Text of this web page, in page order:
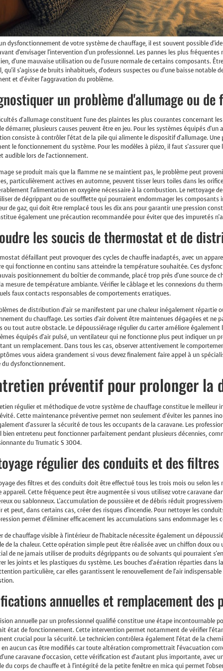
dysfonctionnement de votre système de chauffage, il est souvent possible
d'envisager l'intervention d'un professionnel. Les pannes les plus
d'une mauvaise utilisation ou de l'usure normale de certains composants.
qu'il s'agisse de bruits inhabituels, d'odeurs suspectes ou d'une baisse notable
et d'éviter l'aggravation du problème.
un problème d'allumage ou de
d'allumage constituent l'une des plaintes les plus courantes concernant
démarrer, plusieurs causes peuvent être en jeu. Pour les systèmes équipés
consiste à contrôler l'état de la pile qui alimente le dispositif d'allumage. Une
le fonctionnement du système. Pour les modèles à piézo, il faut s'assurer
audible lors de l'actionnement.
se produit mais que la flamme ne se maintient pas, le problème peut
particulièrement actives en automne, peuvent tisser leurs toiles dans les
l'alimentation en oxygène nécessaire à la combustion. Le nettoyage
de dégrippant ou de soufflette qui pourraient endommager les composants
de gaz, qui doit être remplacé tous les dix ans pour garantir une pression
également une précaution recommandée pour éviter que des impuretés
les soucis de thermostat et de
défaillant peut provoquer des cycles de chauffe inadaptés, avec un
qui fonctionne en continu sans atteindre la température souhaitée. Ces
positionnement du boîtier de commande, placé trop près d'une source de
mesure de température ambiante. Vérifier le câblage et les connexions du
faux contacts responsables de comportements erratiques.
de distribution d'air se manifestent par une chaleur inégalement répartie
du chauffage. Les sorties d'air doivent être maintenues dégagées et ne
ou tout autre obstacle. Le dépoussiérage régulier du carter améliore
équipés d'air pulsé, un ventilateur qui ne fonctionne plus peut indiquer un
un remplacement. Dans tous les cas, observer attentivement le
vous aidera grandement si vous devez finalement faire appel à un
du dysfonctionnement.
préventif pour prolonger la
régulier et méthodique de votre système de chauffage constitue le
Cette maintenance préventive permet non seulement d'éviter les pannes
d'assurer la sécurité de tous les occupants de la caravane. Les
bien entretenu peut fonctionner parfaitement pendant plusieurs décennies,
du Trumatic S 3004.
régulier des conduits et des filtres
des filtres et des conduits doit être effectué tous les trois mois ou selon
appareil. Cette fréquence peut être augmentée si vous utilisez votre caravane
ou sablonneux. L'accumulation de poussière et de débris réduit
et peut, dans certains cas, créer des risques d'incendie. Pour nettoyer les
permet d'éliminer efficacement les accumulations sans endommager les
de chauffage visible à l'intérieur de l'habitacle nécessite également un
de la chaleur. Cette opération simple peut être réalisée avec un chiffon doux ou
de ne jamais utiliser de produits dégrippants ou de solvants qui pourraient
les joints et les plastiques du système. Les bouches d'aération réparties dans
particulière, car elles garantissent le renouvellement de l'air
annuelles et remplacement des
annuelle par un professionnel qualifié constitue une étape incontournable
état de fonctionnement. Cette intervention permet notamment de vérifier
crucial pour la sécurité. Le technicien contrôlera également l'état de la
aucun cas être modifiés car toute altération compromettrait l'évacuation
caravane d'occasion, cette vérification est d'autant plus importante, avec
du corps de chauffe et à l'intégrité de la petite fenêtre en mica qui permet